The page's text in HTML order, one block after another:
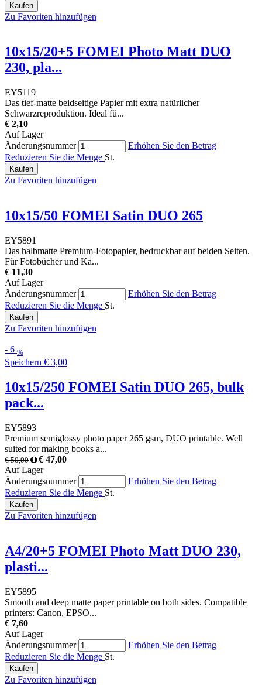
Kaufen
Zu Favoriten hinzufügen
10x15/20+5 FOMEI Photo Matt DUO
230, pla...
EY5119
Das tief-matte beidseitige Papier mit extra natürlicher
Schwarzreproduktion. Ideal fü...
€ 2,10
Auf Lager
Änderungsnummer
Erhöhen Sie den Betrag
Reduzieren Sie die Menge St.
Kaufen
Zu Favoriten hinzufügen
10x15/50 FOMEI Satin DUO 265
EY5891
Das halbmatte Premium-Fotopapier, bedruckbar auf beiden Seiten.
Für Fotobücher und Ka...
€ 11,30
Auf Lager
Änderungsnummer
Erhöhen Sie den Betrag
Reduzieren Sie die Menge St.
Kaufen
Zu Favoriten hinzufügen
- 6 %
Speichern € 3,00
10x15/250 FOMEI Satin DUO 265, bulk
pack...
EY5893
Premium semiglossy photo paper 265 gsm, DUO printable. Well
suited for making books a...
€ 50,00
€ 47,00
Auf Lager
Änderungsnummer
Erhöhen Sie den Betrag
Reduzieren Sie die Menge St.
Kaufen
Zu Favoriten hinzufügen
A4/20+5 FOMEI Photo Matt DUO 230,
plasti...
EY5895
Smooth and deep matte paper printable on both sides. Compatible
printers: Canon, EPSO...
€ 7,60
Auf Lager
Änderungsnummer
Erhöhen Sie den Betrag
Reduzieren Sie die Menge St.
Kaufen
Zu Favoriten hinzufügen